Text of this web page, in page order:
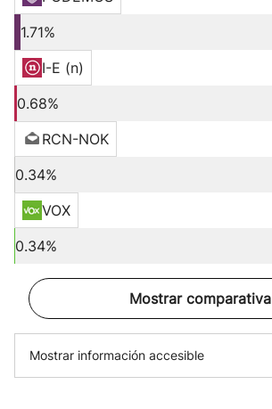
1.71%
I-E (n)
0.68%
RCN-NOK
0.34%
VOX
0.34%
Mostrar comparativa
Mostrar información accesible